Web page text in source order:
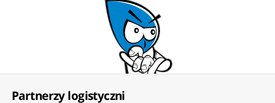
Partnerzy logistyczni